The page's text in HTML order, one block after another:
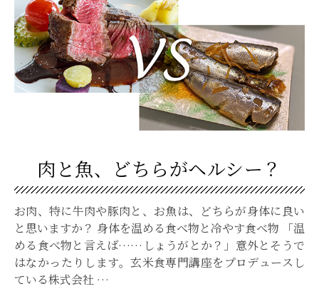
肉と魚、どちらがヘルシー？
お肉、特に牛肉や豚肉と、お魚は、どちらが身体に良い
と思いますか？ 身体を温める食べ物と冷やす食べ物 「温
める食べ物と言えば……しょうがとか？」意外とそうで
はなかったりします。玄米食専門講座をプロデュースし
ている株式会社 …